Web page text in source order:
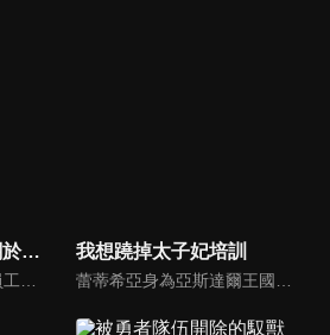
使人誤解的工房主~關於原英雄隊伍的雜役人員，實際上除了戰鬥能力外全是SSS的故事~ 我想蹺掉太子妃培訓